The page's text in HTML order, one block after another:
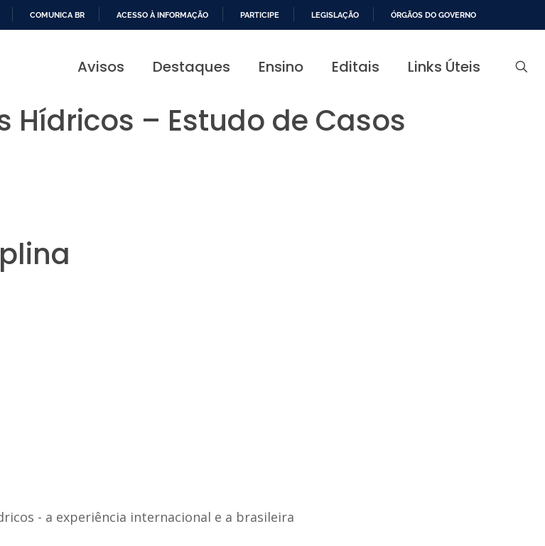
PARA
COMUNICA BR ACESSO À INFORMAÇÃO PARTICIPE LEGISLAÇÃO ÓRGÃOS DO GOVERNO
Avisos Destaques Ensino Editais Links Úteis
Hídricos – Estudo de Casos
- a experiência internacional e a brasileira